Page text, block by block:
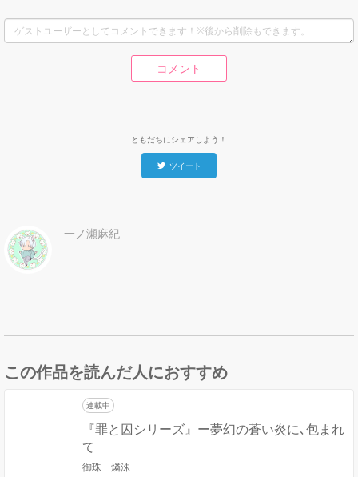
コメント
ともだちにシェアしよう！
ツイート
一ノ瀬麻紀
この作品を読んだ人におすすめ
連載中
『罪と囚シリーズ』ー夢幻の蒼い炎に､包まれ
て
御珠 燐洙